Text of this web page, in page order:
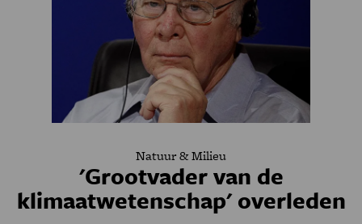
Natuur & Milieu
'Grootvader van de
klimaatwetenschap' overleden